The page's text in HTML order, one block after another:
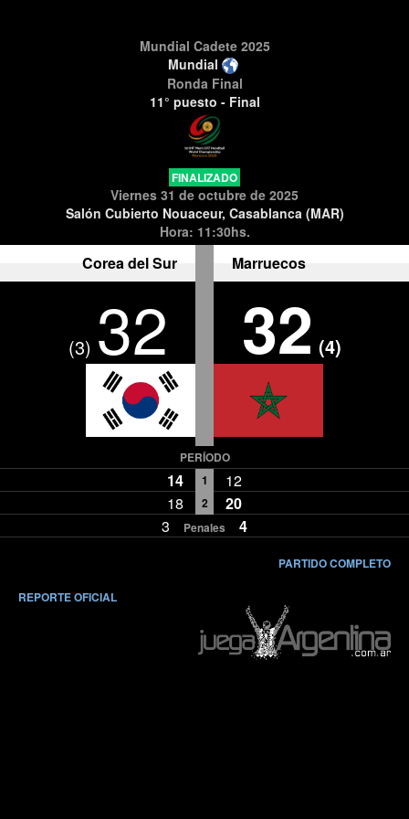
Mundial Cadete 2025
Mundial
Ronda Final
11° puesto - Final
FINALIZADO
Viernes 31 de octubre de 2025
Salón Cubierto Nouaceur, Casablanca (MAR)
Hora: 11:30hs.
Corea del Sur Marruecos
(3) 32 32 (4)
PERÍODO
14 1
12
18
2
20
3
Penales 4
PARTIDO COMPLETO
REPORTE OFICIAL